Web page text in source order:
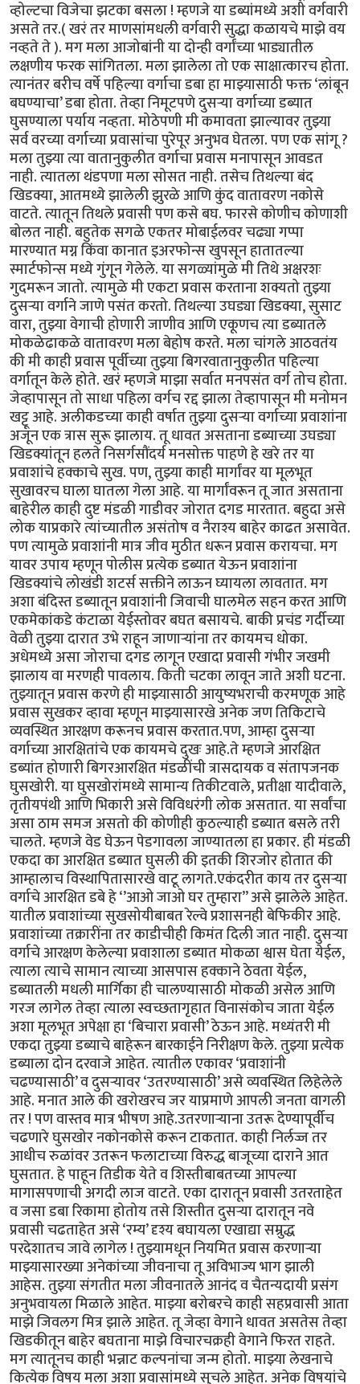
व्होल्टचा विजेचा झटका बसला ! म्हणजे या डब्यांमध्ये अशी वर्गवारी
असते तर.( खरं तर माणसांमधली वर्गवारी सुद्धा कळायचे माझे वय
नव्हते ते ). मग मला आजोबांनी या दोन्ही वर्गांच्या भाड्यातील
लक्षणीय फरक सांगितला. मला झालेला तो एक साक्षात्कारच होता.
त्यानंतर बरीच वर्षे पहिल्या वर्गाचा डबा हा माझ्यासाठी फक्त ‘लांबून
बघण्याचा’ डबा होता. तेव्हा निमूटपणे दुसऱ्या वर्गाच्या डब्यात
घुसण्याला पर्याय नव्हता. मोठेपणी मी कमावता झाल्यावर तुझ्या
सर्व वरच्या वर्गाच्या प्रवासांचा पुरेपूर अनुभव घेतला. पण एक सांगू ?
मला तुझ्या त्या वातानुकुलीत वर्गाचा प्रवास मनापासून आवडत
नाही. त्यातला थंडपणा मला सोसत नाही. तसेच तिथल्या बंद
खिडक्या, आतमध्ये झालेली झुरळे आणि कुंद वातावरण नकोसे
वाटते. त्यातून तिथले प्रवासी पण कसे बघ. फारसे कोणीच कोणाशी
बोलत नाही. बहुतेक सगळे एकतर मोबाईलवर चढ्या गप्पा
मारण्यात मग्न किंवा कानात इअरफोन्स खुपसून हातातल्या
स्मार्टफोन्स मध्ये गुंगून गेलेले. या सगळ्यांमुळे मी तिथे अक्षरशः
गुदमरून जातो. त्यामुळे मी एकटा प्रवास करताना शक्यतो तुझ्या
दुसऱ्या वर्गाने जाणे पसंत करतो. तिथल्या उघड्या खिडक्या, सुसाट
वारा, तुझ्या वेगाची होणारी जाणीव आणि एकूणच त्या डब्यातले
मोकळेढाकळे वातावरण मला बेहोष करते. मला चांगले आठवतंय
की मी काही प्रवास पूर्वीच्या तुझ्या बिगरवातानुकुलीत पहिल्या
वर्गातून केले होते. खरं म्हणजे माझा सर्वात मनपसंत वर्ग तोच होता.
जेव्हापासून तो साधा पहिला वर्गच रद्द झाला तेव्हापासून मी मनोमन
खट्टू आहे. अलीकडच्या काही वर्षात तुझ्या दुसऱ्या वर्गाच्या प्रवाशांना
अजून एक त्रास सुरू झालाय. तू धावत असताना डब्याच्या उघड्या
खिडक्यांतून हलते निसर्गसौंदर्य मनसोक्त पाहणे हे खरे तर या
प्रवाशांचे हक्काचे सुख. पण, तुझ्या काही मार्गांवर या मूलभूत
सुखावरच घाला घातला गेला आहे. या मार्गांवरून तू जात असताना
बाहेरील काही दुष्ट मंडळी गाडीवर जोरात दगड मारतात. बहुदा असे
लोक याप्रकारे त्यांच्यातील असंतोष व नैराश्य बाहेर काढत असावेत.
पण त्यामुळे प्रवाशांनी मात्र जीव मुठीत धरून प्रवास करायचा. मग
यावर उपाय म्हणून पोलीस प्रत्येक डब्यात येऊन प्रवाशांना
खिडक्यांचे लोखंडी शटर्स सक्तीने लाऊन घ्यायला लावतात. मग
अशा बंदिस्त डब्यातून प्रवाशांनी जिवाची घालमेल सहन करत आणि
एकमेकांकडे कंटाळा येईस्तोवर बघत बसायचे. बाकी प्रचंड गर्दीच्या
वेळी तुझ्या दारात उभे राहून जाणाऱ्यांना तर कायमच धोका.
अधेमध्ये असा जोराचा दगड लागून एखादा प्रवासी गंभीर जखमी
झालाय वा मरणही पावलाय. किती चटका लावून जाते अशी घटना.
तुझ्यातून प्रवास करणे ही माझ्यासाठी आयुष्यभराची करमणूक आहे
प्रवास सुखकर व्हावा म्हणून माझ्यासारखे अनेक जण तिकिटाचे
व्यवस्थित आरक्षण करूनच प्रवास करतात.पण, आम्हा दुसऱ्या
वर्गाच्या आरक्षितांचे एक कायमचे दुखः आहे.ते म्हणजे आरक्षित
डब्यांत होणारी बिगरआरक्षित मंडळींची त्रासदायक व संतापजनक
घुसखोरी. या घुसखोरांमध्ये सामान्य तिकीटवाले, प्रतीक्षा यादीवाले,
तृतीयपंथी आणि भिकारी असे विविधरंगी लोक असतात. या सर्वांचा
असा ठाम समज असतो की कोणीही कुठल्याही डब्यात बसले तरी
चालते. म्हणजे वेड घेऊन पेडगावला जाण्यातला हा प्रकार. ही मंडळी
एकदा का आरक्षित डब्यात घुसली की इतकी शिरजोर होतात की
आम्हालाच विस्थापितासारखे वाटू लागते.एकंदरीत काय तर दुसऱ्या
वर्गाचे आरक्षित डबे हे ‘’आओ जाओ घर तुम्हारा’’ असे झालेले आहेत.
यातील प्रवाशांच्या सुखसोयीबाबत रेल्वे प्रशासनही बेफिकीर आहे.
प्रवाशांच्या तक्रारींना तर काडीचीही किमंत दिली जात नाही. दुसऱ्या
वर्गाचे आरक्षण केलेल्या प्रवाशाला डब्यात मोकळा श्वास घेता येईल,
त्याला त्याचे सामान त्याच्या आसपास हक्काने ठेवता येईल,
डब्यातली मधली मार्गिका ही चालण्यासाठी मोकळी असेल आणि
गरज लागेल तेव्हा त्याला स्वच्छतागृहात विनासंकोच जाता येईल
अशा मूलभूत अपेक्षा हा ‘बिचारा प्रवासी’ ठेऊन आहे. मध्यंतरी मी
एकदा तुझ्या डब्याचे बाहेरून बारकाईने निरीक्षण केले. तुझ्या प्रत्येक
डब्याला दोन दरवाजे आहेत. त्यातील एकावर ‘प्रवाशांनी
चढण्यासाठी’ व दुसऱ्यावर ‘उतरण्यासाठी’ असे व्यवस्थित लिहेलेले
आहे. मनात आले की खरोखरच जर याप्रमाणे आपली जनता वागली
तर ! पण वास्तव मात्र भीषण आहे.उतरणाऱ्याना उतरू देण्यापूर्वीच
चढणारे घुसखोर नकोनकोसे करून टाकतात. काही निर्लज्ज तर
आधीच रुळांवर उतरून फलाटाच्या विरुद्ध बाजूच्या दाराने आत
घुसतात. हे पाहून तिडीक येते व शिस्तीबाबतच्या आपल्या
मागासपणाची अगदी लाज वाटते. एका दारातून प्रवासी उतरताहेत
व जसा डबा रिकामा होतोय तसे शिस्तीत दुसऱ्या दारातून नवे
प्रवासी चढताहेत असे ‘रम्य’ दृश्य बघायला एखाद्या सम्रुद्ध
परदेशातच जावे लागेल ! तुझ्यामधून नियमित प्रवास करणाऱ्या
माझ्यासारख्या अनेकांच्या जीवनाचा तू अविभाज्य भाग झाली
आहेस. तुझ्या संगतीत मला जीवनातले आनंद व चैतन्यदायी प्रसंग
अनुभवायला मिळाले आहेत. माझ्या बरोबरचे काही सहप्रवासी आता
माझे जिवलग मित्र झाले आहेत. तू जेव्हा वेगाने धावत असतेस तेव्हा
खिडकीतून बाहेर बघताना माझे विचारचक्रही वेगाने फिरत राहते.
मग त्यातूनच काही भन्नाट कल्पनांचा जन्म होतो. माझ्या लेखनाचे
कित्येक विषय मला अशा प्रवासांमध्ये सुचले आहेत. अनेक विषयांचे